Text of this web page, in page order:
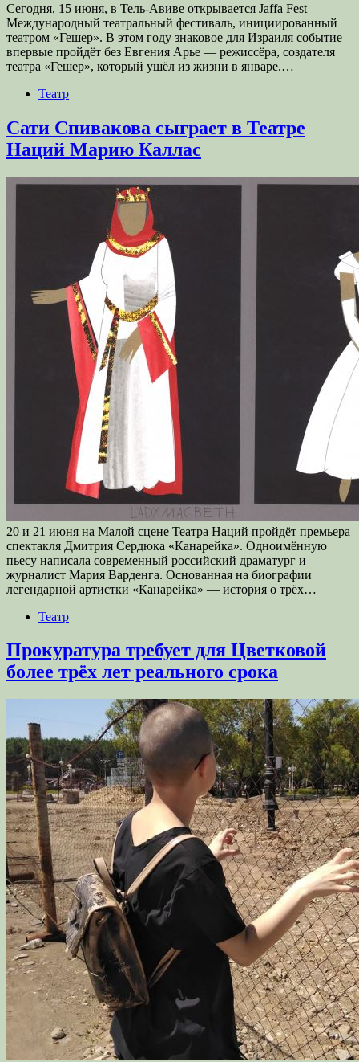
Сегодня, 15 июня, в Тель-Авиве открывается Jaffa Fest —
Международный театральный фестиваль, инициированный
театром «Гешер». В этом году знаковое для Израиля событие
впервые пройдёт без Евгения Арье — режиссёра, создателя
театра «Гешер», который ушёл из жизни в январе.…
Театр
Сати Спивакова сыграет в Театре
Наций Марию Каллас
20 и 21 июня на Малой сцене Театра Наций пройдёт премьера
спектакля Дмитрия Сердюка «Канарейка». Одноимённую
пьесу написала современный российский драматург и
журналист Мария Варденга. Основанная на биографии
легендарной артистки «Канарейка» — история о трёх…
Театр
Прокуратура требует для Цветковой
более трёх лет реального срока